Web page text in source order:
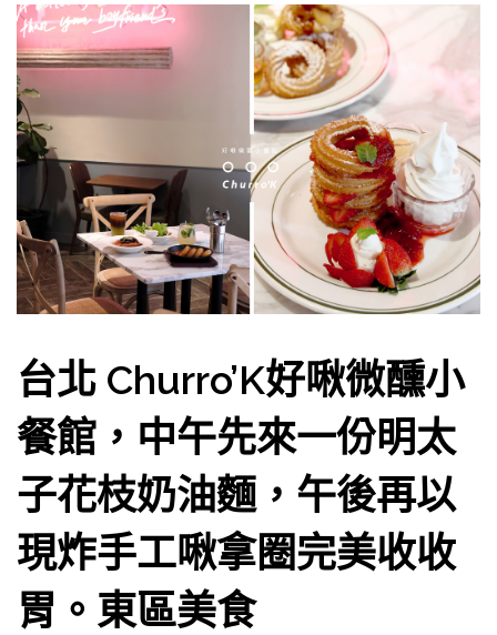
台北 Churro’K好啾微醺小
餐館，中午先來一份明太
子花枝奶油麵，午後再以
現炸手工啾拿圈完美收收
胃。東區美食